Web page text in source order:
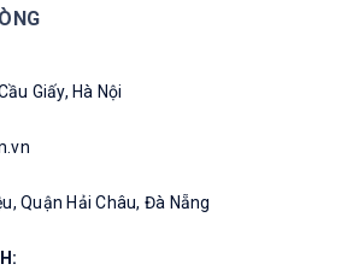
Giấy, Hà Nội
Quận Hải Châu, Đà Nẵng